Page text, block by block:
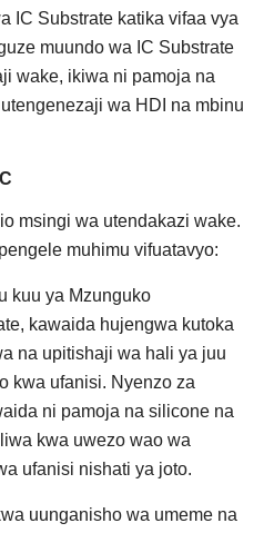
IC Substrate katika vifaa vya
muundo wa IC Substrate
wake, ikiwa ni pamoja na
wa HDI na mbinu
msingi wa utendakazi wake.
muhimu vifuatavyo:
kuu ya Mzunguko
kawaida hujengwa kutoka
na upitishaji wa hali ya juu
kwa ufanisi. Nyenzo za
ni pamoja na silicone na
kwa uwezo wao wa
ufanisi nishati ya joto.
uunganisho wa umeme na